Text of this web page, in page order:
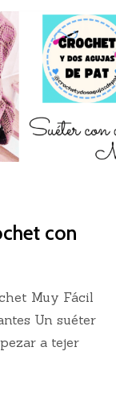
con
Muy Fácil
Un suéter
a tejer